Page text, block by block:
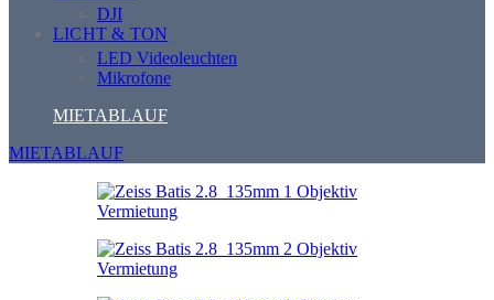
DJI
LICHT & TON
LED Videoleuchten
Mikrofone
MIETABLAUF
MIETABLAUF